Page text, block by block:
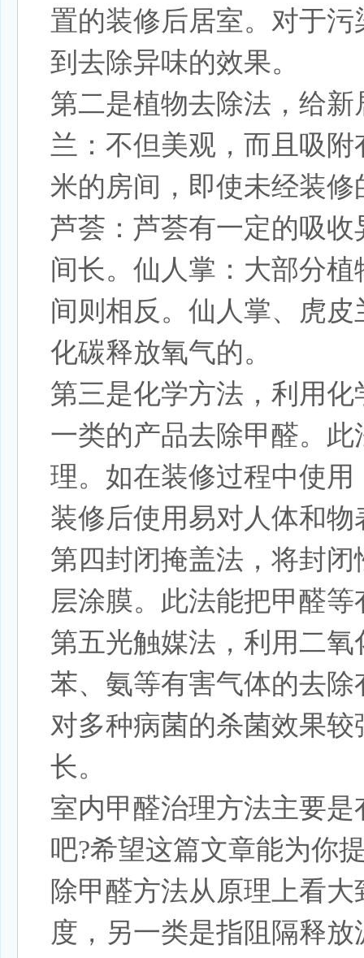
置的装修后居室。对于
到去除异味的效果。
第二是植物去除法，给
兰：不但美观，而且吸
米的房间，即使未经装
芦荟：芦荟有一定的吸
间长。仙人掌：大部分
间则相反。仙人掌、虎
化碳释放氧气的。
第三是化学方法，利用
一类的产品去除甲醛。
理。如在装修过程中使
装修后使用易对人体和
第四封闭掩盖法，将封
层涂膜。此法能把甲醛
第五光触媒法，利用二
苯、氨等有害气体的去
对多种病菌的杀菌效果
长。
室内甲醛治理方法主要
吧?希望这篇文章能为你
除甲醛方法从原理上看
度，另一类是指阻隔释